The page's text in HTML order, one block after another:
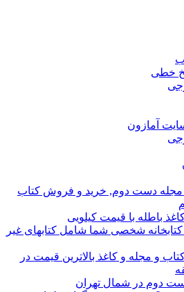
خطی
آمازون
مجله دست دوم, خرید و فروش کتاب
باطله با قیمت کیلویی
کتابخانه شخصی شما شامل کتابهای غیر
و مجله و کاغذ بالاترین قیمت در
دوم در شمال تهران